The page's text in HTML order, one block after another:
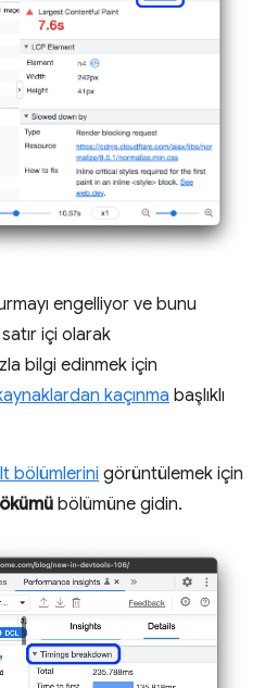
engelliyor ve bunu
içi olarak
bilgi edinmek için
kaçınma başlıklı
bölümlerini görüntülemek için
bölümüne gidin.